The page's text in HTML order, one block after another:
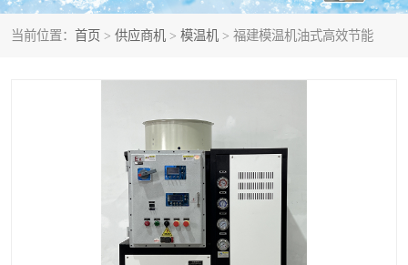
当前位置： 首页 > 供应商机 > 模温机 > 福建模温机油式高效节能